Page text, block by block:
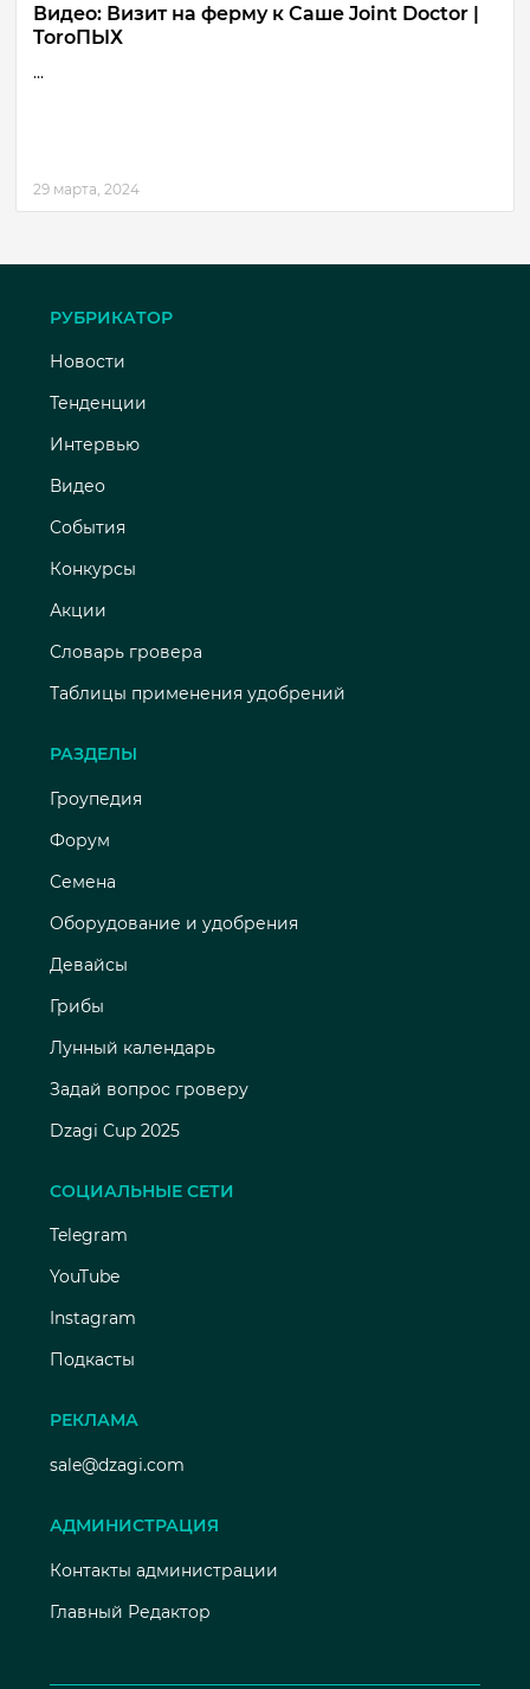
Видео: Визит на ферму к Саше Joint Doctor |
ToroПЫХ
...
29 марта, 2024
РУБРИКАТОР
Новости
Тенденции
Интервью
Видео
События
Конкурсы
Акции
Словарь гровера
Таблицы применения удобрений
РАЗДЕЛЫ
Гроупедия
Форум
Семена
Оборудование и удобрения
Девайсы
Грибы
Лунный календарь
Задай вопрос гроверу
Dzagi Cup 2025
СОЦИАЛЬНЫЕ СЕТИ
Telegram
YouTube
Instagram
Подкасты
РЕКЛАМА
sale@dzagi.com
АДМИНИСТРАЦИЯ
Контакты администрации
Главный Редактор